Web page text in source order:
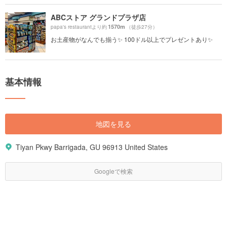
ABCストア グランドプラザ店
papa's restaurantより約1570m （徒歩27分）
お土産物がなんでも揃う✨ 100ドル以上でプレゼントあり✨
基本情報
地図を見る
Tiyan Pkwy Barrigada, GU 96913 United States
Googleで検索